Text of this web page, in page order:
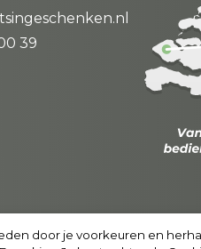
39
door je voorkeuren en